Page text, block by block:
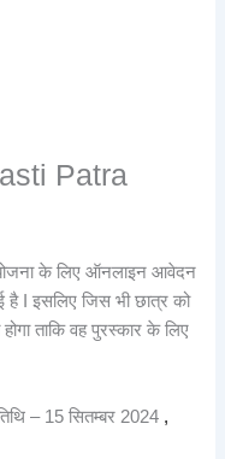
Patra
योजना के लिए ऑनलाइन आवेदन
है I इसलिए जिस भी छात्र को
ताकि वह पुरस्कार के लिए
– 15 सितम्बर 2024 ,